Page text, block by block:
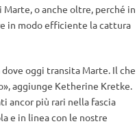
o anche oltre, perché in
in modo efficiente la cattura
oggi transita Marte. Il che
aggiunge Ketherine Kretke.
ancor più rari nella fascia
e in linea con le nostre